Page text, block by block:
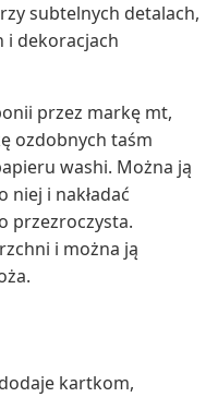
subtelnych detalach,
i dekoracjach
przez markę mt,
ozdobnych taśm
washi. Można ją
niej i nakładać
przezroczysta.
i można ją
kartkom,